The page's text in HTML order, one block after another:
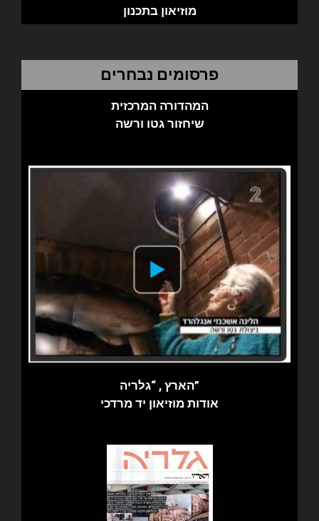
מוזיאון בתכנון
פרסומים נבחרים
המהדורה המרכזית
שיחזור גטו ורשה
הארץ , “גלריה”
אודות מוזיאון יד מרדכי